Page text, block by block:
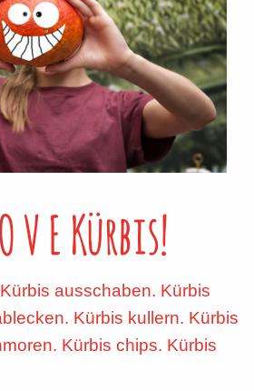
V E Kürbis!
ausschaben. Kürbis
Kürbis kullern. Kürbis
Kürbis chips. Kürbis